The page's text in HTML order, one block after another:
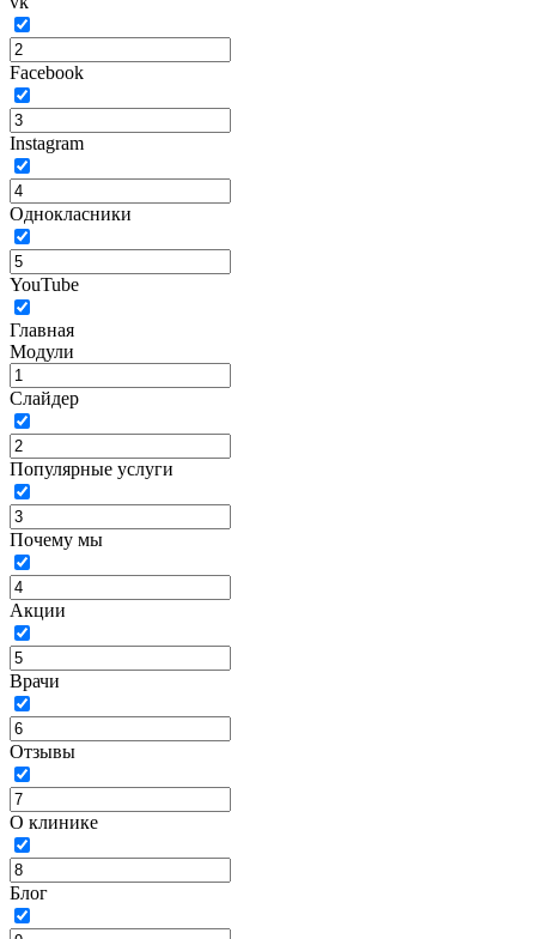
Facebook
Instagram
Однокласники
YouTube
Главная
Модули
Слайдер
Популярные услуги
Почему мы
Акции
Врачи
Отзывы
О клинике
Блог